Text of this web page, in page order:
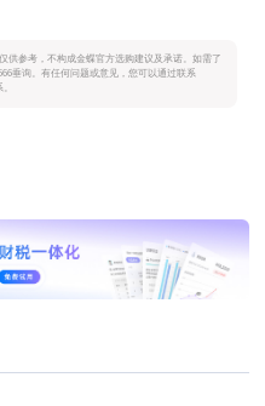
供参考，不构成金蝶官方选购建议及承诺。如需了
垂询。有任何问题或意见，您可以通过联系